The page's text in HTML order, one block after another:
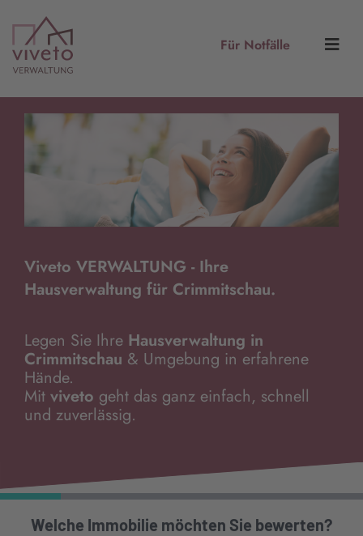
Für Notfälle
Viveto VERWALTUNG - Ihre
Hausverwaltung für Crimmitschau.
Legen Sie Ihre Hausverwaltung in
Crimmitschau & Umgebung in erfahrene
Hände.
Mit viveto geht das ganz einfach, schnell
und zuverlässig.